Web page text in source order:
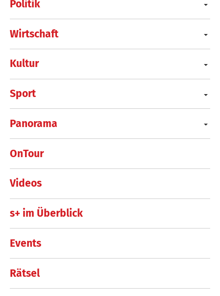
Politik
Wirtschaft
Kultur
Sport
Panorama
OnTour
Videos
s+ im Überblick
Events
Rätsel